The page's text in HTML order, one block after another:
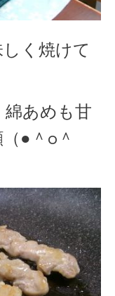
く焼けて
綿あめも甘
●＾o＾